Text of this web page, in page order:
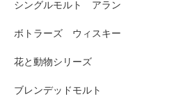
シングルモルト アラン
ボトラーズ ウィスキー
花と動物シリーズ
ブレンデッドモルト